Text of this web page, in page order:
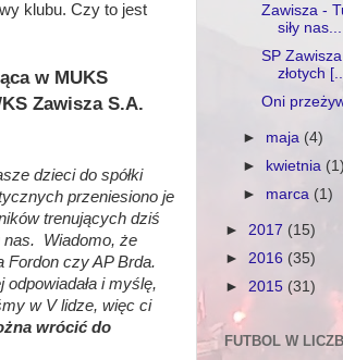
klubu. Czy to jest
w MUKS
Zawisza S.A.
dzieci do spółki
przeniesiono je
trenujących dziś
nas. Wiadomo, że
Fordon czy AP Brda.
i myślę,
w V lidze, więc ci
wrócić do
Zawisza -
siły nas...
SP
złotych
Oni
► maja (4)
►
kwietnia
► marca (1)
► 2017 (15)
► 2016 (35)
► 2015 (31)
FUTBOL W